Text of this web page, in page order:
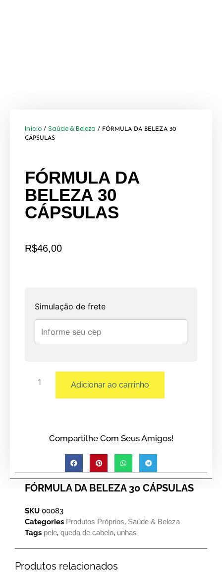
Início / Saúde & Beleza / FÓRMULA DA BELEZA 30
CÁPSULAS
FÓRMULA DA
BELEZA 30
CÁPSULAS
R$46,00
Simulação de frete
Adicionar ao carrinho
Compartilhe Com Seus Amigos!
FÓRMULA DA BELEZA 30 CÁPSULAS
SKU 00083
Categories Produtos Próprios, Saúde & Beleza
Tags pele, queda de cabelo, unhas
Produtos relacionados